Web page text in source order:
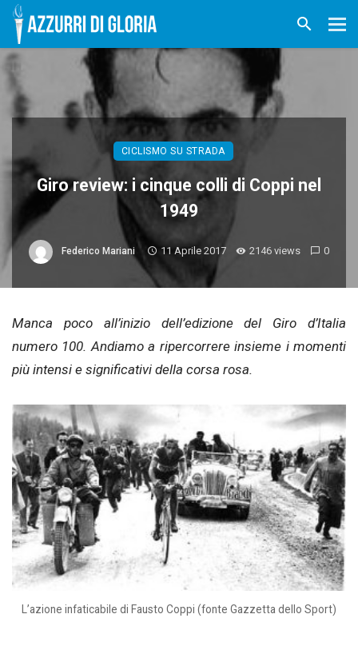
CICLISMO SU STRADA
Giro review: i cinque colli di Coppi nel
1949
Federico Mariani 11 Aprile 2017 2146 views 0
Manca poco all’inizio dell’edizione del Giro d’Italia
numero 100. Andiamo a ripercorrere insieme i momenti
più intensi e significativi della corsa rosa.
L’azione infaticabile di Fausto Coppi (fonte Gazzetta dello Sport)